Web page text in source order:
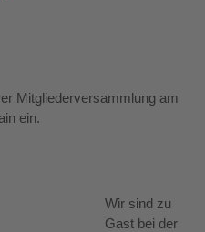
Mitgliederversammlung am
ein.
Wir sind zu
Gast bei der